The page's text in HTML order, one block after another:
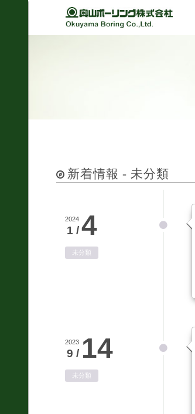
会社概要
さく井工事
調査設計
道路河川/構造物設計
新着情報 - 未分類
2024
1 /4
未分類
2023
9 / 14
未分類